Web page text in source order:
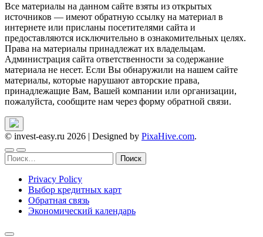
Все материалы на данном сайте взяты из открытых
источников — имеют обратную ссылку на материал в
интернете или присланы посетителями сайта и
предоставляются исключительно в ознакомительных целях.
Права на материалы принадлежат их владельцам.
Администрация сайта ответственности за содержание
материала не несет. Если Вы обнаружили на нашем сайте
материалы, которые нарушают авторские права,
принадлежащие Вам, Вашей компании или организации,
пожалуйста, сообщите нам через форму обратной связи.
© invest-easy.ru 2026 | Designed by PixaHive.com.
Найти:
Privacy Policy
Выбор кредитных карт
Обратная связь
Экономический календарь